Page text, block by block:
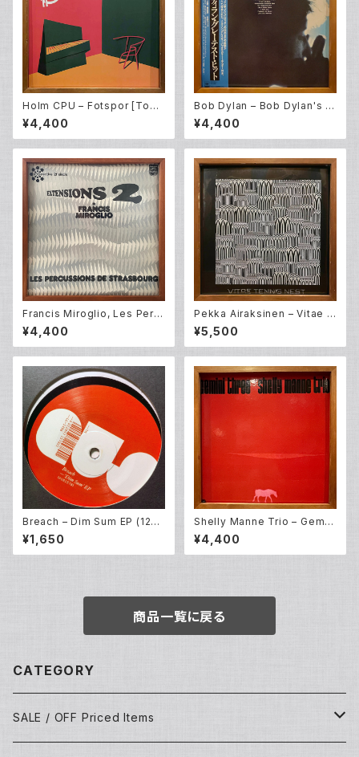
Holm CPU – Fotspor [Todd
Terje / Bobby Spice Remix
es] (12EP)
¥4,400
Bob Dylan – Bob Dylan's G
reatest Hits (LP)
¥4,400
Francis Miroglio, Les Perc
ussions De Strasbourg – E
xtensions 2 (LP)
¥4,400
Pekka Airaksinen – Vitae T
ennis Nest (LP)
¥5,500
Breach – Dim Sum EP (12E
P)
¥1,650
Shelly Manne Trio – Gemin
i Three (LP)
¥4,400
商品一覧に戻る
CATEGORY
SALE / OFF Priced Items